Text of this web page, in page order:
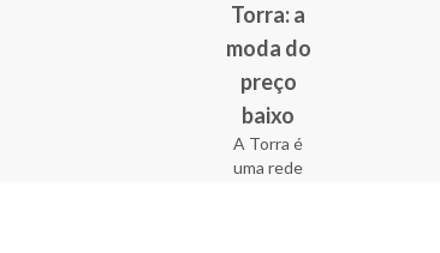
Torra: a
moda do
preço
baixo
A Torra é
uma rede